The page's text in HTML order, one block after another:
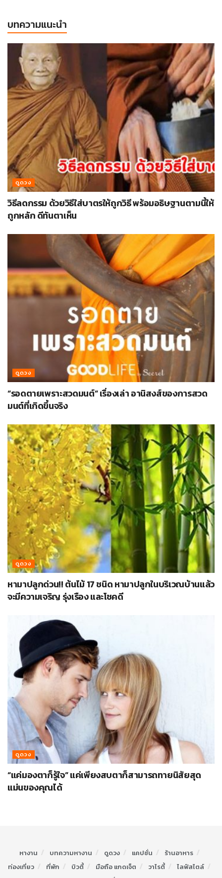
บทความแนะนำ
ดูดวง
วิธีลดกรรม ด้วยวิธีใส่บาตรให้ถูกวิธี พร้อมอธิษฐานตามนี้ให้
ถูกหลัก ดีทันตาเห็น
ดูดวง
“รอดตายเพราะสวดมนต์” เรื่องเล่า อานิสงส์ของการสวด
มนต์ที่เกิดขึ้นจริง
ดูดวง
หามาปลูกด่วน!! ต้นไม้ 17 ชนิด หามาปลูกในบริเวณบ้านแล้ว
จะมีความเจริญ รุ่งเรือง และโชคดี
ดูดวง
“แค่มองตาก็รู้ใจ” แค่เพียงสบตาก็สามารถทายนิสัยสุด
แม่นของคุณได้
หางาน บทความหางาน ดูดวง แคปชั่น
ร้านอาหาร
ท่องเที่ยว
ที่พัก บิวตี้ มือถือ แกดเจ็ต วาไรตี้
ไลฟ์สไตล์